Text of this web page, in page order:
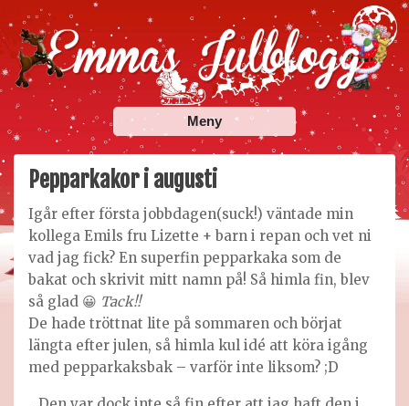
Skip
to
content
Emmas Julblogg
Julbloggar om julnyheter, julklappstips, julkalendrar,
adventskalendrar , julpyssel och julrecept!
Meny
Pepparkakor i augusti
Igår efter första jobbdagen(suck!) väntade min
kollega Emils fru Lizette + barn i repan och vet ni
vad jag fick? En superfin pepparkaka som de
bakat och skrivit mitt namn på! Så himla fin, blev
så glad 😀 Tack!!
De hade tröttnat lite på sommaren och börjat
längta efter julen, så himla kul idé att köra igång
med pepparkaksbak – varför inte liksom? ;D